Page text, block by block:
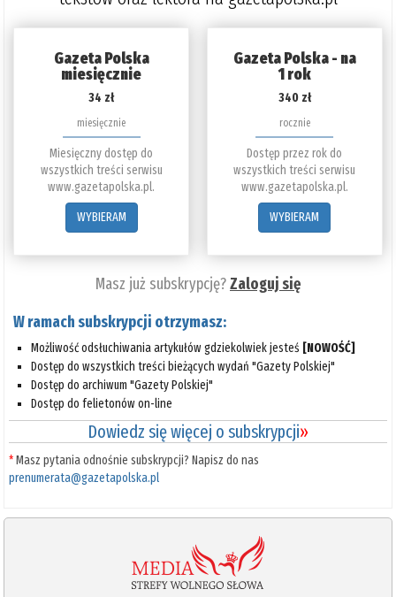
Gazeta Polska
miesięcznie
34 zł
miesięcznie
Miesięczny dostęp do
wszystkich treści serwisu
www.gazetapolska.pl.
WYBIERAM
Gazeta Polska - na
1 rok
340 zł
rocznie
Dostęp przez rok do
wszystkich treści serwisu
www.gazetapolska.pl.
WYBIERAM
Masz już subskrypcję?Zaloguj się
W ramach subskrypcji otrzymasz:
Możliwość odsłuchiwania artykułów gdziekolwiek jesteś [NOWOŚĆ]
Dostęp do wszystkich treści bieżących wydań "Gazety Polskiej"
Dostęp do archiwum "Gazety Polskiej"
Dostęp do felietonów on-line
Dowiedz się więcej o subskrypcji»
*Masz pytania odnośnie subskrypcji? Napisz do nas
prenumerata@gazetapolska.pl